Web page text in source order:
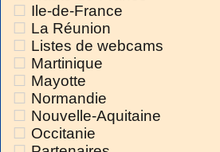
Ile-de-France
La Réunion
Listes de webcams
Martinique
Mayotte
Normandie
Nouvelle-Aquitaine
Occitanie